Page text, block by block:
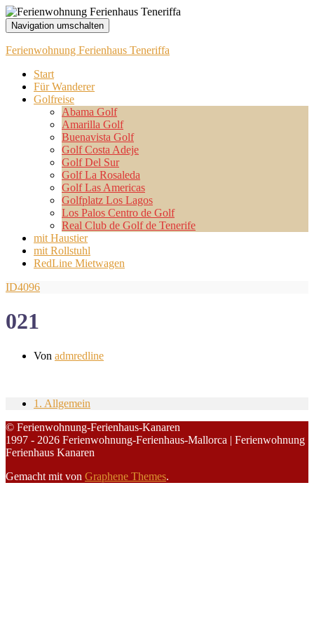
Navigation umschalten
Ferienwohnung Ferienhaus Teneriffa
Start
Für Wanderer
Golfreise
Abama Golf
Amarilla Golf
Buenavista Golf
Golf Costa Adeje
Golf Del Sur
Golf La Rosaleda
Golf Las Americas
Golfplatz Los Lagos
Los Palos Centro de Golf
Real Club de Golf de Tenerife
mit Haustier
mit Rollstuhl
RedLine Mietwagen
ID4096
021
Von admredline
1. Allgemein
© Ferienwohnung-Ferienhaus-Kanaren
1997 - 2026 Ferienwohnung-Ferienhaus-Mallorca | Ferienwohnung
Ferienhaus Kanaren
Gemacht mit von Graphene Themes.